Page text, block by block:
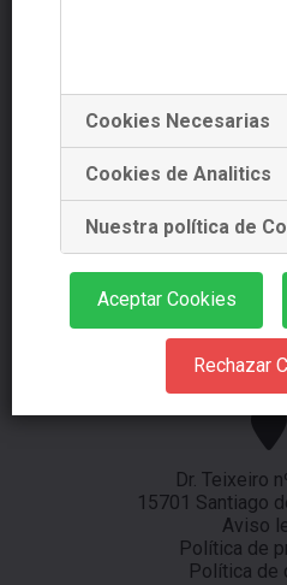
+34 881
+34 639
Dr. Teixeiro
15701 Santiago
Aviso
Política de
Política de
Cookies Necesarias
Cookies de Analitics
Nuestra política de
Aceptar Cookies
Rechazar